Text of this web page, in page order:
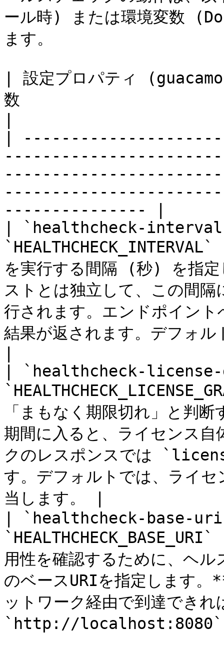
ール時) または環境変数
ます。
| 設定プロパティ
数
|
--------------- |
| `healthcheck-
を実行する間隔 (秒) を指定
ストとは独立して、この間
行されます。エンドポイン
結果が返されます。デフォル
| `healthcheck-
「まもなく期限切れ」と判
期間に入ると、ライセンス
クのレスポンスでは
す。デフォルトでは、ライ
当します。 |
| `healthcheck-
用性を確認するために、ヘル
のベースURIを指定します。
ットワーク経由で到達でき
`http://localhost:8080`